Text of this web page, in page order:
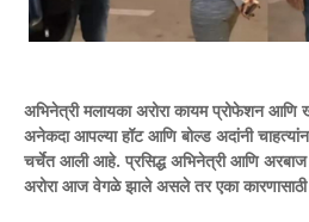
अभिनेत्री मलायका अरोरा कायम प्रोफेशन
अनेकदा आपल्या हॉट आणि बोल्ड अदांनी
चर्चेत आली आहे. प्रसिद्ध अभिनेत्री आणि अरबाज
अरोरा आज वेगळे झाले असले तर एका